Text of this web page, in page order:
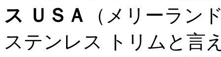
ス ＵＳＡ
（メリーラン
ステンレス トリムと言